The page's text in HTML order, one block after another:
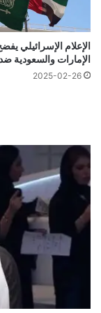
الإعلام الإسرائيلي
الإمارات والسعودية
2025-02-26